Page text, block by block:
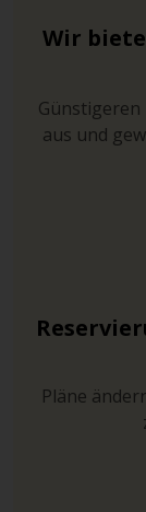
Wir
aus und
Pläne